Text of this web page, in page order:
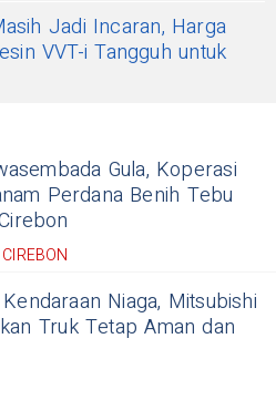
Jadi Incaran, Harga
VVT-i Tangguh untuk
Gula, Koperasi
Perdana Benih Tebu
Niaga, Mitsubishi
Truk Tetap Aman dan